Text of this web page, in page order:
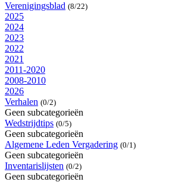
Verenigingsblad (8/22)
2025
2024
2023
2022
2021
2011-2020
2008-2010
2026
Verhalen (0/2)
Geen subcategorieën
Wedstrijdtips (0/5)
Geen subcategorieën
Algemene Leden Vergadering (0/1)
Geen subcategorieën
Inventarislijsten (0/2)
Geen subcategorieën